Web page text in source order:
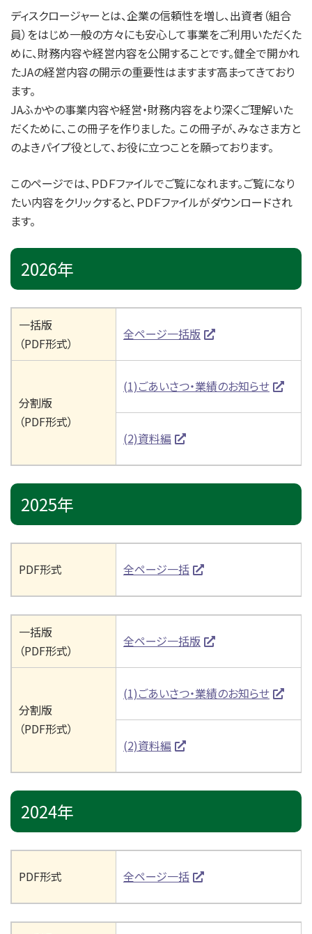
ディスクロージャーとは、企業の信頼性を増し、出資者（組合
員）をはじめ一般の方々にも安心して事業をご利用いただくた
めに、財務内容や経営内容を公開することです。健全で開かれ
たJAの経営内容の開示の重要性はますます高まってきており
ます。
JAふかやの事業内容や経営・財務内容をより深くご理解いた
だくために、この冊子を作りました。 この冊子が、みなさま方と
のよきパイプ役として、お役に立つことを願っております。
このページでは、ＰＤＦファイルでご覧になれます。ご覧になり
たい内容をクリックすると、ＰＤＦファイルがダウンロードされ
ます。
2026年
一括版
（PDF形式）
全ページ一括版
分割版
（PDF形式）
(1)ごあいさつ・業績のお知らせ
(2)資料編
2025年
PDF形式 全ページ一括
一括版
（PDF形式）
全ページ一括版
分割版
（PDF形式）
(1)ごあいさつ・業績のお知らせ
(2)資料編
2024年
PDF形式 全ページ一括